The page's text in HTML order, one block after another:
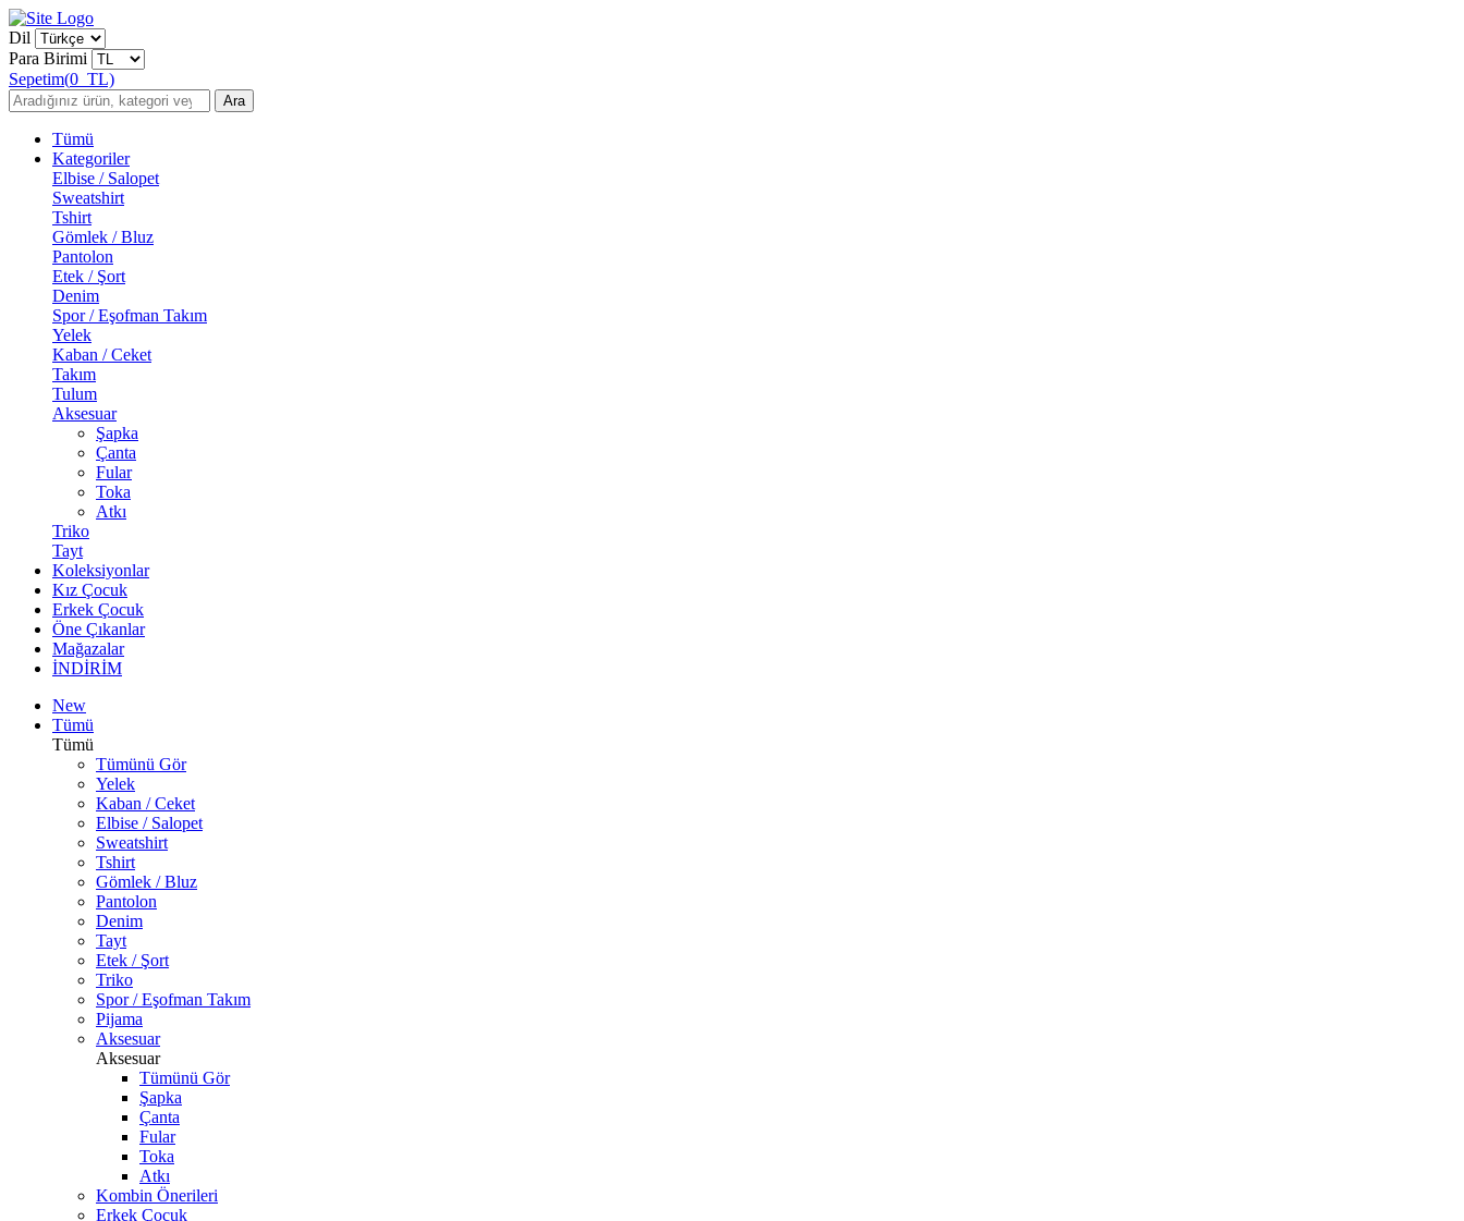
Dil
Para Birimi
Sepetim(0 TL)
Ara
Tümü
Kategoriler
Elbise / Salopet
Sweatshirt
Tshirt
Gömlek / Bluz
Pantolon
Etek / Şort
Denim
Spor / Eşofman Takım
Yelek
Kaban / Ceket
Takım
Tulum
Aksesuar
Şapka
Çanta
Fular
Toka
Atkı
Triko
Tayt
Koleksiyonlar
Kız Çocuk
Erkek Çocuk
Öne Çıkanlar
Mağazalar
İNDİRİM
New
Tümü
Tümü
Tümünü Gör
Yelek
Kaban / Ceket
Elbise / Salopet
Sweatshirt
Tshirt
Gömlek / Bluz
Pantolon
Denim
Tayt
Etek / Şort
Triko
Spor / Eşofman Takım
Pijama
Aksesuar
Aksesuar
Tümünü Gör
Şapka
Çanta
Fular
Toka
Atkı
Kombin Önerileri
Erkek Çocuk